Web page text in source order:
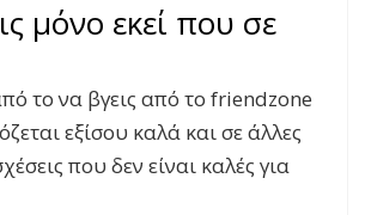
μόνο εκεί που σε
το να βγεις από το friendzone
εξίσου καλά και σε άλλες
που δεν είναι καλές για